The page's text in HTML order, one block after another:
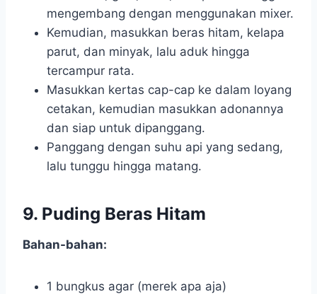
mengembang dengan menggunakan mixer.
Kemudian, masukkan beras hitam, kelapa
parut, dan minyak, lalu aduk hingga
tercampur rata.
Masukkan kertas cap-cap ke dalam loyang
cetakan, kemudian masukkan adonannya
dan siap untuk dipanggang.
Panggang dengan suhu api yang sedang,
lalu tunggu hingga matang.
9. Puding Beras Hitam
Bahan-bahan:
1 bungkus agar (merek apa aja)